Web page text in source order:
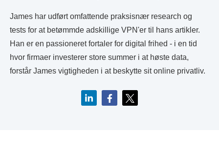
James har udført omfattende praksisnær research og
tests for at betømmde adskillige VPN'er til hans artikler.
Han er en passioneret fortaler for digital frihed - i en tid
hvor firmaer investerer store summer i at høste data,
forstår James vigtigheden i at beskytte sit online privatliv.